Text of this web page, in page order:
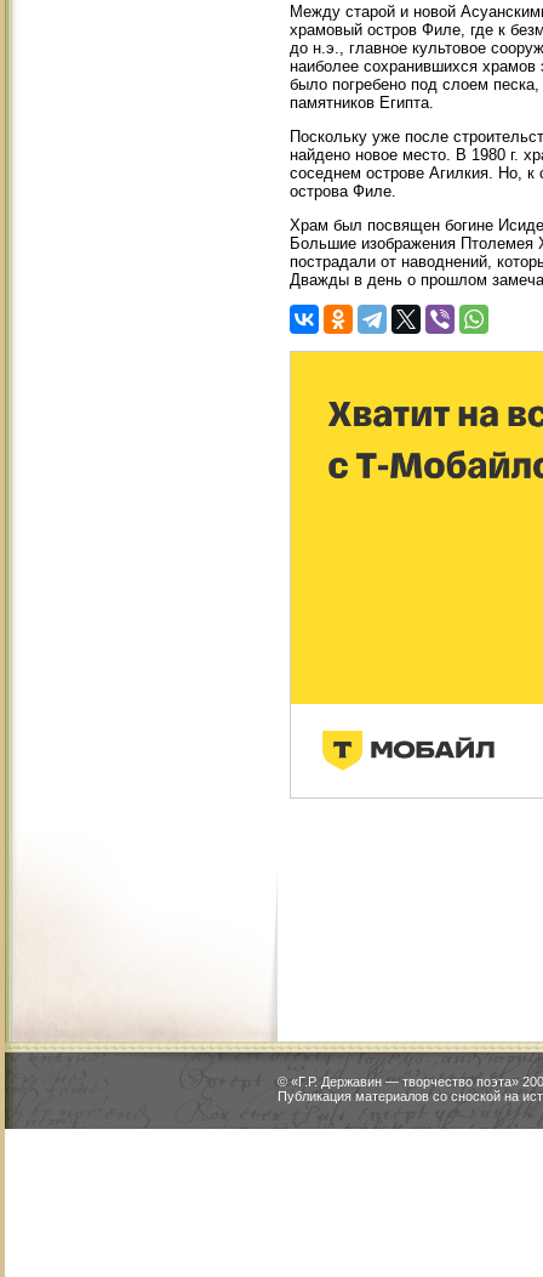
Между старой и новой
храмовый остров Филе, где к
до н.э., главное культовое
наиболее сохранившихся
было погребено под слоем
памятников Египта.
Поскольку уже после
найдено новое место. В 1980 г.
соседнем острове Агилкия. Но,
острова Филе.
Храм был посвящен богине
Большие изображения Птолемея
пострадали от наводнений,
Дважды в день о прошлом
© «Г.Р. Державин — творчество поэта»
Публикация материалов со сноской на